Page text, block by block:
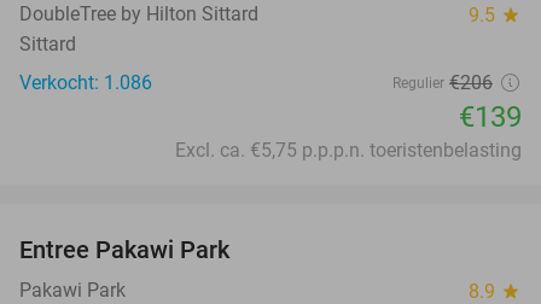
DoubleTree by Hilton Sittard 9.5 star
Sittard
Verkocht: 1.086
Regulier €206
€139
Excl. ca. €5,75 p.p.p.n. toeristenbelasting
Entree Pakawi Park
Pakawi Park 8.9 star